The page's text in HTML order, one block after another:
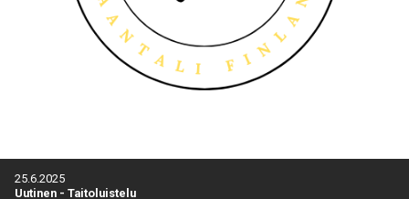
25.6.2025
Uutinen - Taitoluistelu